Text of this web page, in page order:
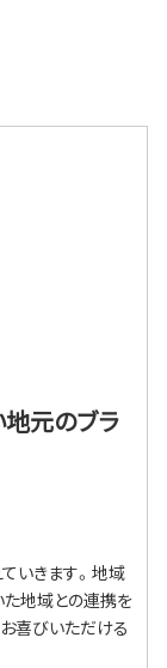
元のブラ
いきます。地域
地域との連携を
喜びいただける